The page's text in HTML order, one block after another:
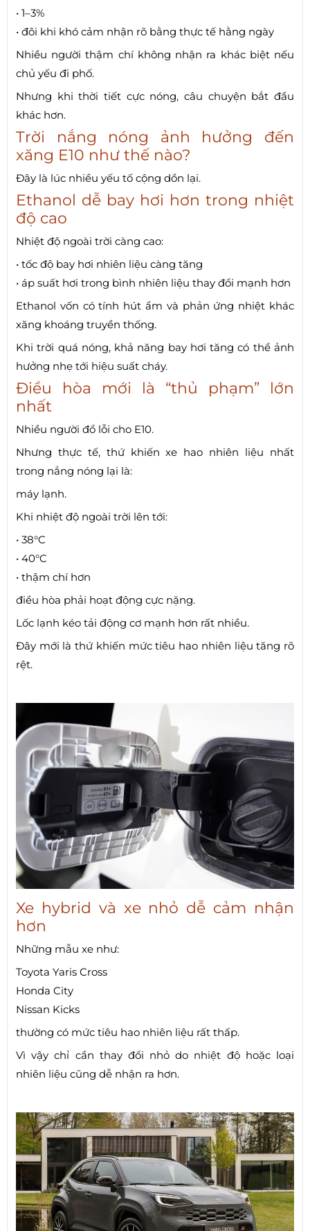
• 1–3%
• đôi khi khó cảm nhận rõ bằng thực tế hằng ngày
Nhiều người thậm chí không nhận ra khác biệt nếu
chủ yếu đi phố.
Nhưng khi thời tiết cực nóng, câu chuyện bắt đầu
khác hơn.
Trời nắng nóng ảnh hưởng đến
xăng E10 như thế nào?
Đây là lúc nhiều yếu tố cộng dồn lại.
Ethanol dễ bay hơi hơn trong nhiệt
độ cao
Nhiệt độ ngoài trời càng cao:
• tốc độ bay hơi nhiên liệu càng tăng
• áp suất hơi trong bình nhiên liệu thay đổi mạnh hơn
Ethanol vốn có tính hút ẩm và phản ứng nhiệt khác
xăng khoáng truyền thống.
Khi trời quá nóng, khả năng bay hơi tăng có thể ảnh
hưởng nhẹ tới hiệu suất cháy.
Điều hòa mới là “thủ phạm” lớn
nhất
Nhiều người đổ lỗi cho E10.
Nhưng thực tế, thứ khiến xe hao nhiên liệu nhất
trong nắng nóng lại là:
máy lạnh.
Khi nhiệt độ ngoài trời lên tới:
• 38°C
• 40°C
• thậm chí hơn
điều hòa phải hoạt động cực nặng.
Lốc lạnh kéo tải động cơ mạnh hơn rất nhiều.
Đây mới là thứ khiến mức tiêu hao nhiên liệu tăng rõ
rệt.
Xe hybrid và xe nhỏ dễ cảm nhận
hơn
Những mẫu xe như:
Toyota Yaris Cross
Honda City
Nissan Kicks
thường có mức tiêu hao nhiên liệu rất thấp.
Vì vậy chỉ cần thay đổi nhỏ do nhiệt độ hoặc loại
nhiên liệu cũng dễ nhận ra hơn.